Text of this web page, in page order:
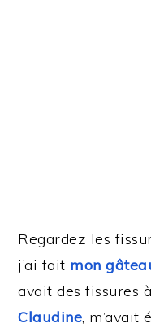
Regardez les
j’ai fait mon
avait des fissures
Claudine, m’avait